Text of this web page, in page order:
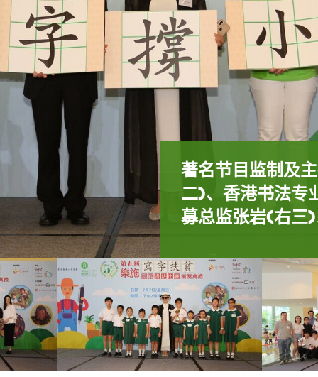
著名节目监制及
二)、香港书法专
募总监张岩(右三
书法艺术家青山
学们
著名节目监制及
款的同学们
所有嘉宾及得奖
乐施会筹募总监
书法艺术家青山
著名节目监制及
主席雷超荣(左)